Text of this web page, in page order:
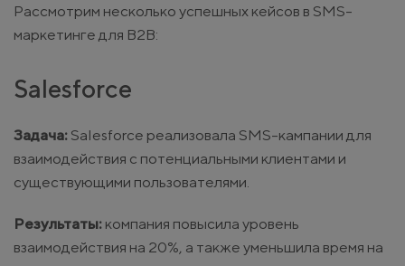
Рассмотрим несколько успешных кейсов в SMS-
маркетинге для B2B:
Salesforce
Задача: Salesforce реализовала SMS-кампании для
взаимодействия с потенциальными клиентами и
существующими пользователями.
Результаты: компания повысила уровень
взаимодействия на 20%, а также уменьшила время на